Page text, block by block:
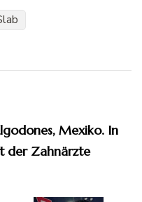
Mexiko. In
der Zahnärzte